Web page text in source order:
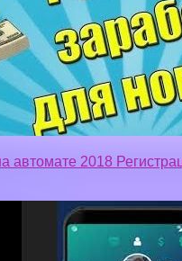
автомате 2018